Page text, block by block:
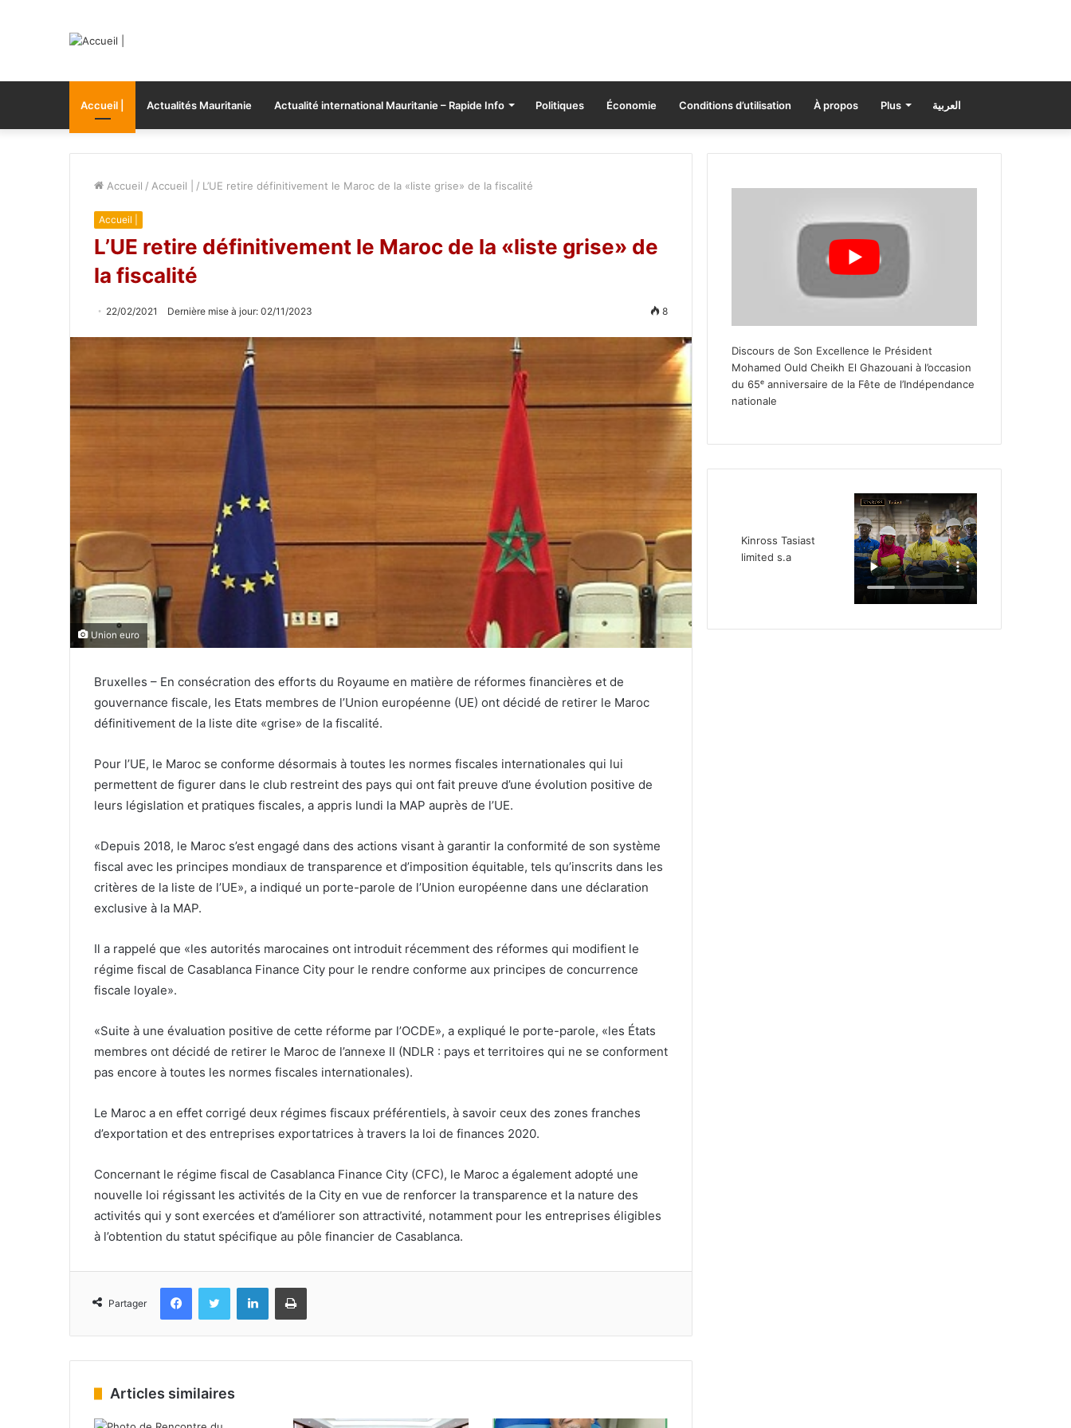
Accueil | Actualités Mauritanie Actualité international Mauritanie – Rapide Info Politiques Économie Conditions d’utilisation À propos Plus العربية
Accueil / Accueil | / L’UE retire définitivement le Maroc de la «liste grise» de la fiscalité
Accueil |
L’UE retire définitivement le Maroc de la «liste grise» de
la fiscalité
22/02/2021 Dernière mise à jour: 02/11/2023 8
Union euro
Bruxelles – En consécration des efforts du Royaume en matière de réformes financières et de
gouvernance fiscale, les Etats membres de l’Union européenne (UE) ont décidé de retirer le Maroc
définitivement de la liste dite «grise» de la fiscalité.
Pour l’UE, le Maroc se conforme désormais à toutes les normes fiscales internationales qui lui
permettent de figurer dans le club restreint des pays qui ont fait preuve d’une évolution positive de
leurs législation et pratiques fiscales, a appris lundi la MAP auprès de l’UE.
«Depuis 2018, le Maroc s’est engagé dans des actions visant à garantir la conformité de son système
fiscal avec les principes mondiaux de transparence et d’imposition équitable, tels qu’inscrits dans les
critères de la liste de l’UE», a indiqué un porte-parole de l’Union européenne dans une déclaration
exclusive à la MAP.
Il a rappelé que «les autorités marocaines ont introduit récemment des réformes qui modifient le
régime fiscal de Casablanca Finance City pour le rendre conforme aux principes de concurrence
fiscale loyale».
«Suite à une évaluation positive de cette réforme par l’OCDE», a expliqué le porte-parole, «les États
membres ont décidé de retirer le Maroc de l’annexe II (NDLR : pays et territoires qui ne se conforment
pas encore à toutes les normes fiscales internationales).
Le Maroc a en effet corrigé deux régimes fiscaux préférentiels, à savoir ceux des zones franches
d’exportation et des entreprises exportatrices à travers la loi de finances 2020.
Concernant le régime fiscal de Casablanca Finance City (CFC), le Maroc a également adopté une
nouvelle loi régissant les activités de la City en vue de renforcer la transparence et la nature des
activités qui y sont exercées et d’améliorer son attractivité, notamment pour les entreprises éligibles
à l’obtention du statut spécifique au pôle financier de Casablanca.
Partager
FacebookTwitter LinkedinImprimer
Articles similaires
Discours de Son Excellence le Président
Mohamed Ould Cheikh El Ghazouani à l’occasion
du 65ᵉ anniversaire de la Fête de l’Indépendance
nationale
Kinross Tasiast
limited s.a